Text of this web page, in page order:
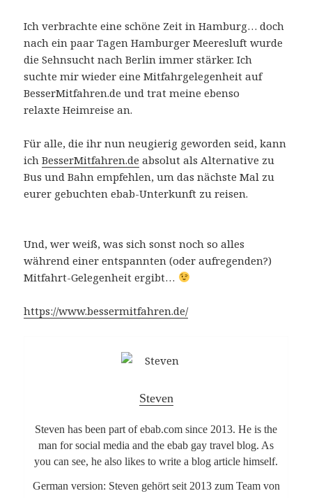
Ich verbrachte eine schöne Zeit in Hamburg… doch
nach ein paar Tagen Hamburger Meeresluft wurde
die Sehnsucht nach Berlin immer stärker. Ich
suchte mir wieder eine Mitfahrgelegenheit auf
BesserMitfahren.de und trat meine ebenso
relaxte Heimreise an.
Für alle, die ihr nun neugierig geworden seid, kann
ichBesserMitfahren.de absolut als Alternative zu
Bus und Bahn empfehlen, um das nächste Mal zu
eurer gebuchten ebab-Unterkunft zu reisen.
Und, wer weiß, was sich sonst noch so alles
während einer entspannten (oder aufregenden?)
Mitfahrt-Gelegenheit ergibt…
https://www.bessermitfahren.de/
Steven
Steven has been part of ebab.com since 2013. He is the
man for social media and the ebab gay travel blog. As
you can see, he also likes to write a blog article himself.
German version: Steven gehört seit 2013 zum Team von